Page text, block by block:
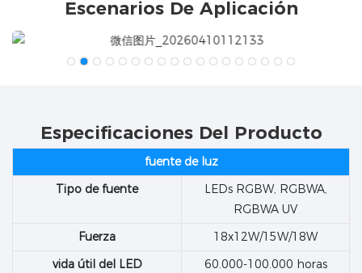
Escenarios De Aplicación
Especificaciones Del Producto
fuente de luz
Tipo de fuente
LEDs RGBW, RGBWA,
RGBWA UV
Fuerza
18x12W/15W/18W
vida útil del LED
60.000-100.000 horas